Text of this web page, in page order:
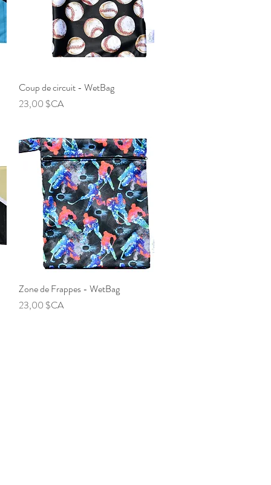
Aperçu rapide
Coup de circuit - WetBag
Prix
23,00 $CA
Aperçu rapide
Zone de Frappes - WetBag
Prix
23,00 $CA